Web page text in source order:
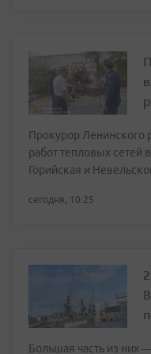
Прокурор Ленинского
работ тепловых сетей
Горийская и
сегодня, 10:25
Большая часть из них